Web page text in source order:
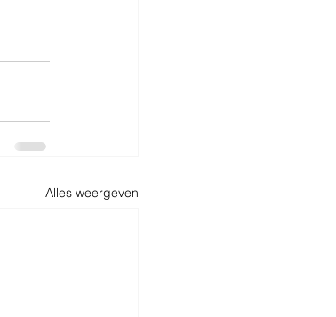
Alles weergeven